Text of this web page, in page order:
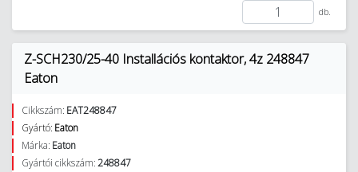
db.
Z-SCH230/25-40 Installációs kontaktor, 4z 248847
Eaton
Cikkszám: EAT248847
Gyártó: Eaton
Márka: Eaton
Gyártói cikkszám:248847